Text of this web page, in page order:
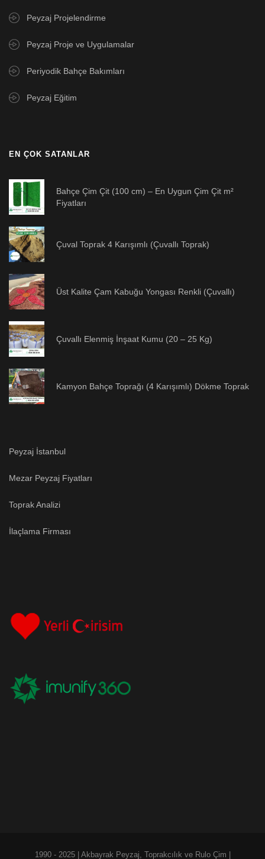
Peyzaj Projelendirme
Peyzaj Proje ve Uygulamalar
Periyodik Bahçe Bakımları
Peyzaj Eğitim
EN ÇOK SATANLAR
Bahçe Çim Çit (100 cm) – En Uygun Çim Çit m²
Fiyatları
Çuval Toprak 4 Karışımlı (Çuvallı Toprak)
Üst Kalite Çam Kabuğu Yongası Renkli (Çuvallı)
Çuvallı Elenmiş İnşaat Kumu (20 – 25 Kg)
Kamyon Bahçe Toprağı (4 Karışımlı) Dökme Toprak
Peyzaj İstanbul
Mezar Peyzaj Fiyatları
Toprak Analizi
İlaçlama Firması
1990 - 2025 | Akbayrak Peyzaj, Toprakcılık ve Rulo Çim |